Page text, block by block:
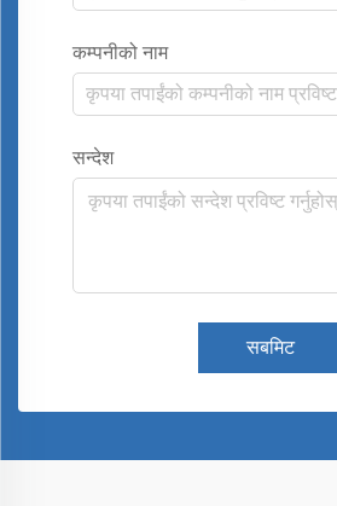
कम्पनीको नाम
सन्देश
सबमिट